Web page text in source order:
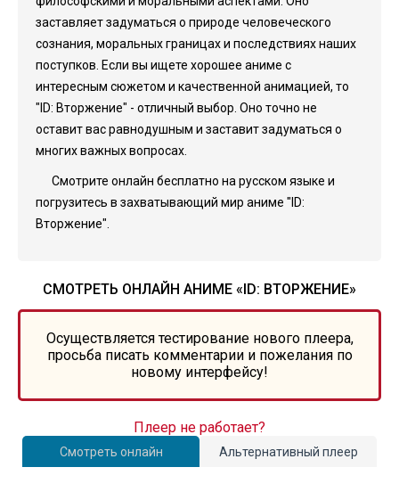
заставляет задуматься о природе человеческого
сознания, моральных границах и последствиях наших
поступков. Если вы ищете хорошее аниме с
интересным сюжетом и качественной анимацией, то
"ID: Вторжение" - отличный выбор. Оно точно не
оставит вас равнодушным и заставит задуматься о
многих важных вопросах.
Смотрите онлайн бесплатно на русском языке и
погрузитесь в захватывающий мир аниме "ID:
Вторжение".
СМОТРЕТЬ ОНЛАЙН АНИМЕ «ID: ВТОРЖЕНИЕ»
Осуществляется тестирование нового плеера,
просьба писать комментарии и пожелания по
новому интерфейсу!
Смотреть онлайн Альтернативный плеер
Плеер не работает?